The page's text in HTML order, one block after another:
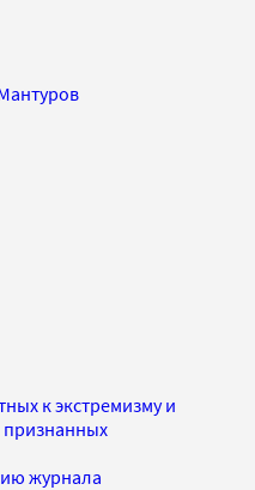
к экстремизму и
признанных
журнала